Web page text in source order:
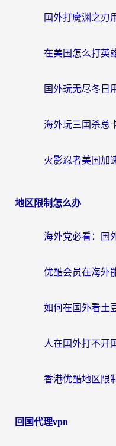
地区限制怎么办
回国代理vpn